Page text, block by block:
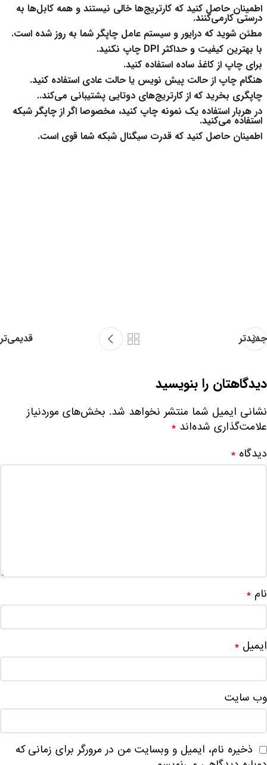
اطمینان حاصل کنید که کارتریج‌ها خالی نیستند و همه کابل‌ها به
درستی کارمی‌کنند.
مطئن شوید که درایور و سیستم عامل چاپگر شما به روز شده است.
با بهترین کیفیت و حداکثر DPI چاپ نکنید.
برای چاپ از کاغذ ساده استفاده کنید.
هنگام چاپ از حالت پیش نویس یا حالت عادی استفاده کنید.
چاپگری بخرید که از کارتریج‌های دوتایی پشتیبانی می‌کند..
در هربار استفاده یک نمونه چاپ کنید، مخصوصا اگر از چاپگر شبکه
استفاده می‌کنید.
اطمینان حاصل کنید که قدرت سیگنال شبکه شما قوی است.
جدیدتر قدیمی‌تر
دیدگاهتان را بنویسید
نشانی ایمیل شما منتشر نخواهد شد. بخش‌های موردنیاز
علامت‌گذاری شده‌اند *
دیدگاه *
نام *
ایمیل *
وب‌ سایت
ذخیره نام، ایمیل و وبسایت من در مرورگر برای زمانی که